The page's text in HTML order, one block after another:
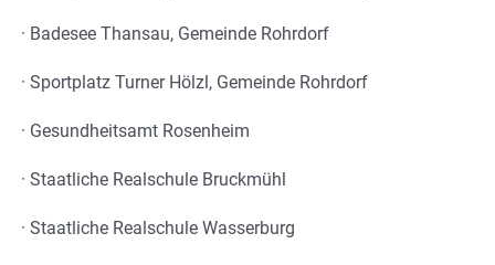
· Badesee Thansau, Gemeinde Rohrdorf
· Sportplatz Turner Hölzl, Gemeinde Rohrdorf
· Gesundheitsamt Rosenheim
· Staatliche Realschule Bruckmühl
· Staatliche Realschule Wasserburg